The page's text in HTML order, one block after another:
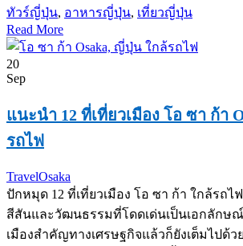
ทัวร์ญี่ปุ่น, อาหารญี่ปุ่น, เที่ยวญี่ปุ่น
Read More
20
Sep
แนะนำ 12 ที่เที่ยวเมือง โอ ซา ก้า
รถไฟ
TravelOsaka
ปักหมุด 12 ที่เที่ยวเมือง โอ ซา ก้า ใกล้รถไ
สีสันและวัฒนธรรมที่โดดเด่นเป็นเอกลักษ
เมืองสำคัญทางเศรษฐกิจแล้วก็ยังเต็มไปด้